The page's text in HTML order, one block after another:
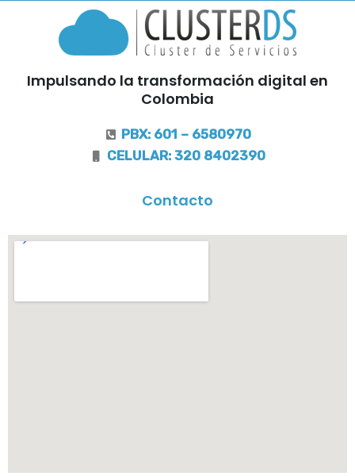
Impulsando la transformación digital en
Colombia
PBX: 601 – 6580970
CELULAR: 320 8402390
Contacto